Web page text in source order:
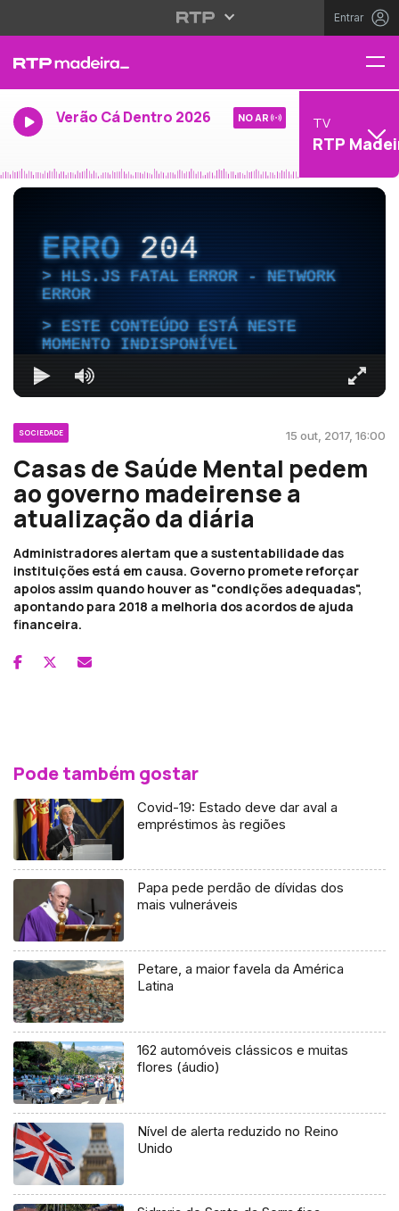
Entrar
Verão Cá Dentro 2026 NO AR TV
RTP
ERRO204
HLS.JS FATAL ERROR - NETWORK
ERROR
ESTE CONTEÚDO ESTÁ NESTE
MOMENTO INDISPONÍVEL
SOCIEDADE 15 out, 2017, 16:00
Casas de Saúde Mental pedem
ao governo madeirense a
atualização da diária
Administradores alertam que a sustentabilidade das
instituições está em causa. Governo promete reforçar
apoios assim quando houver as "condições adequadas",
apontando para 2018 a melhoria dos acordos de ajuda
financeira.
Pode também gostar
Covid-19: Estado deve dar aval a
empréstimos às regiões
Papa pede perdão de dívidas dos
mais vulneráveis
Petare, a maior favela da América
Latina
162 automóveis clássicos e muitas
flores (áudio)
Nível de alerta reduzido no Reino
Unido